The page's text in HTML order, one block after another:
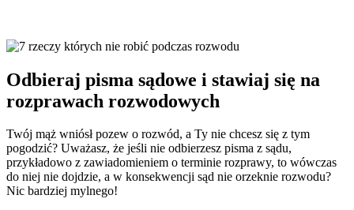
Odbieraj pisma sądowe i stawiaj się na
rozprawach rozwodowych
Twój mąż wniósł pozew o rozwód, a Ty nie chcesz się z tym
pogodzić? Uważasz, że jeśli nie odbierzesz pisma z sądu,
przykładowo z zawiadomieniem o terminie rozprawy, to wówczas
do niej nie dojdzie, a w konsekwencji sąd nie orzeknie rozwodu?
Nic bardziej mylnego!